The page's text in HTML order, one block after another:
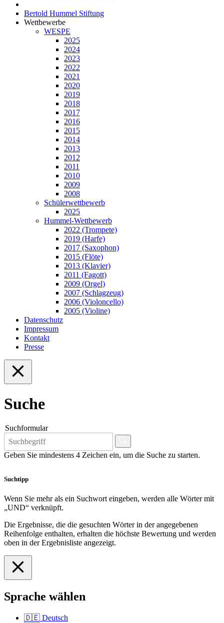
Bertold Hummel Stiftung
Wettbewerbe
WESPE
2025
2024
2023
2022
2021
2020
2019
2018
2017
2016
2015
2014
2013
2012
2011
2010
2009
2008
Schülerwettbewerb
2025
Hummel-Wettbewerb
2022 (Trompete)
2019 (Harfe)
2017 (Saxophon)
2015 (Flöte)
2013 (Klavier)
2011 (Fagott)
2009 (Orgel)
2007 (Schlagzeug)
2006 (Violoncello)
2005 (Violine)
Datenschutz
Impressum
Kontakt
Presse
Suche
Suchformular
Geben Sie mindestens 4 Zeichen ein, um die Suche zu starten.
Suchtipp
Wenn Sie mehr als ein Suchwort eingeben, werden alle Wörter mit
„UND“ verknüpft.
Die Ergebnisse, die die gesuchten Wörter in der angegebenen
Reihenfolge enthalten, erhalten die höchste Bewertung und werden
oben in der Ergebnisliste angezeigt.
Sprache wählen
🇩🇪 Deutsch